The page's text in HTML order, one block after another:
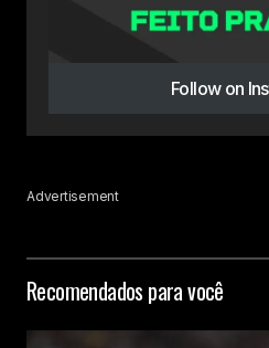
Follow on
Advertisement
Recomendados para você